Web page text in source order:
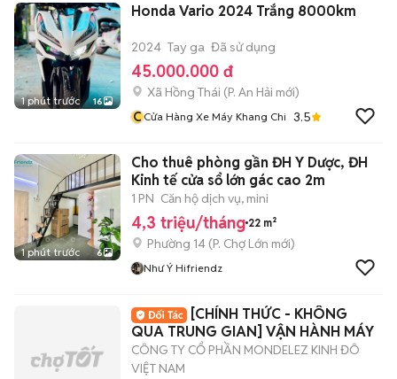
1 phút trước 16
Honda Vario 2024 Trắng 8000km
2024 Tay ga Đã sử dụng
45.000.000 đ
Xã Hồng Thái (P. An Hải mới)
CCửa Hàng Xe Máy Khang Chi 3.5
1 phút trước 6
Cho thuê phòng gần ĐH Y Dược, ĐH
Kinh tế cửa sổ lớn gác cao 2m
1 PN Căn hộ dịch vụ, mini
4,3 triệu/tháng 22 m²
Phường 14 (P. Chợ Lớn mới)
Như Ý Hifriendz
[CHÍNH THỨC - KHÔNG
QUA TRUNG GIAN] VẬN HÀNH MÁY
CÔNG TY CỔ PHẦN MONDELEZ KINH ĐÔ
VIỆT NAM